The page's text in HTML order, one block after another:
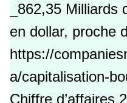
_862,35 Milliards
en dollar, proche
https://
a/capitalisation-
Chiffre d’affaires